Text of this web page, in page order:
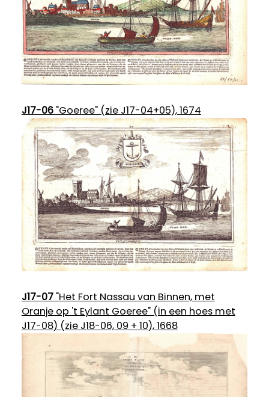
J17-06"Goeree" (zie J17-04+05), 1674
J17-07"Het Fort Nassau van Binnen, met
Oranje op 't Eylant Goeree" (in een hoes met
J17-08) (zie J18-06, 09 + 10), 1668